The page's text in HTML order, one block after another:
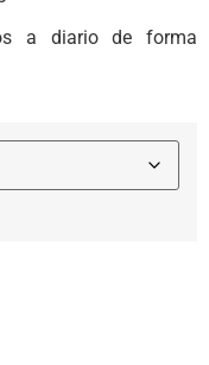
a diario de forma